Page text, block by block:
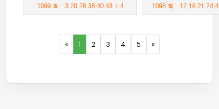
1099 회 : 3 20 28 38 40 43 + 4 1098 회 : 12 16 21 24
« 1 2 3 4 5 »